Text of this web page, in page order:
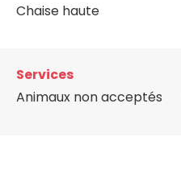
Chaise haute
Services
Animaux non acceptés